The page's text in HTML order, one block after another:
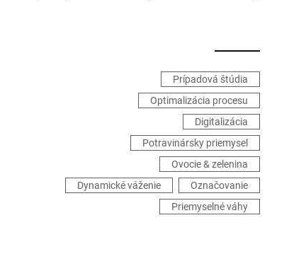
Prípadová štúdia
Optimalizácia procesu
Digitalizácia
Potravinársky priemysel
Ovocie & zelenina
Dynamické váženie
Označovanie
Priemyselné váhy